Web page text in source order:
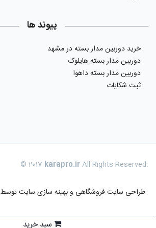
سبد خرید
پیوند ها
خرید دوربین مدار بسته در مشهد
دوربین مدار بسته هایلوک
دوربین مدار بسته داهوا
ثبت شکایات
© 2017 karapro.irAll Rights Reserved.
طراحی سایت فروشگاهی و بهینه سازی سایت توسط